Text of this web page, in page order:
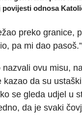
odnosa
preko granice,
pa mi dao
ovu misu,
da su
se gleda udjel u
da je svaki